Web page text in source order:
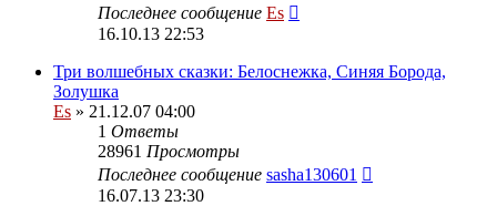
Последнее сообщение Es
16.10.13 22:53
Три волшебных сказки: Белоснежка, Синяя Борода,
Золушка
Es » 21.12.07 04:00
1 Ответы
28961 Просмотры
Последнее сообщение sasha130601
16.07.13 23:30